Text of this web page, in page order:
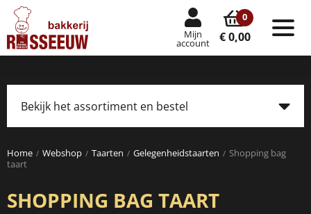
Mijn
account
0
€ 0,00
Bekijk het assortiment en bestel
Home Webshop Taarten Gelegenheidstaarten
Shopping bag
taart
SHOPPING BAG TAART